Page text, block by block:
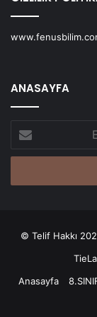
ANASAYFA
Posta
adresinizi
© Telif Hakkı
Anasayfa